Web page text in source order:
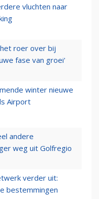
vluchten naar
roer over bij
fase van groei'
winter nieuwe
Airport
andere
weg uit Golfregio
verder uit:
bestemmingen